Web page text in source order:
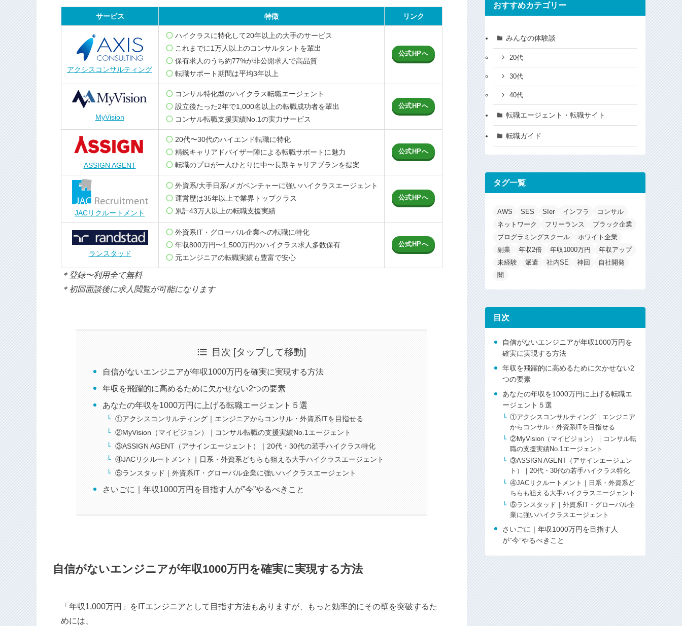
サービス 特徴 リンク
アクシスコンサルティング
ハイクラスに特化して20年以上の大手のサービス
これまでに1万人以上のコンサルタントを輩出
保有求人のうち約77%が非公開求人で高品質
転職サポート期間は平均3年以上
公式HPへ
MyVision
コンサル特化型のハイクラス転職エージェント
設立後たった2年で1,000名以上の転職成功者を輩出
コンサル転職支援実績No.1の実力サービス
公式HPへ
ASSIGN AGENT
20代〜30代のハイエンド転職に特化
精鋭キャリアドバイザー陣による転職サポートに魅力
転職のプロが一人ひとりに中〜長期キャリアプランを提案
公式HPへ
JACリクルートメント
外資系/大手日系/メガベンチャーに強いハイクラスエージェント
運営歴は35年以上で業界トップクラス
累計43万人以上の転職支援実績
公式HPへ
ランスタッド
外資系IT・グローバル企業への転職に特化
年収800万円〜1,500万円のハイクラス求人多数保有
元エンジニアの転職実績も豊富で安心
公式HPへ
＊登録〜利用全て無料
＊初回面談後に求人閲覧が可能になります
目次 [タップして移動]
自信がないエンジニアが年収1000万円を確実に実現する方法
年収を飛躍的に高めるために欠かせない2つの要素
あなたの年収を1000万円に上げる転職エージェント５選
①アクシスコンサルティング｜エンジニアからコンサル・外資系ITを目指せる
②MyVision（マイビジョン）｜コンサル転職の支援実績No.1エージェント
③ASSIGN AGENT（アサインエージェント）｜20代・30代の若手ハイクラス特化
④JACリクルートメント｜日系・外資系どちらも狙える大手ハイクラスエージェント
⑤ランスタッド｜外資系IT・グローバル企業に強いハイクラスエージェント
さいごに｜年収1000万円を目指す人が”今”やるべきこと
自信がないエンジニアが年収1000万円を確実に実現する方法
「年収1,000万円」をITエンジニアとして目指す方法もありますが、もっと効率的にその壁を突破するた
めには、
おすすめカテゴリー
みんなの体験談
20代
30代
40代
転職エージェント・転職サイト
転職ガイド
タグ一覧
AWS SES SIer インフラ
コンサル
ネットワーク
フリーランス
ブラック企業
プログラミングスクール
ホワイト企業
副業
年収2倍 年収1000万円
年収アップ
未経験
派遣 社内SE 神回
自社開発
闇
目次
自信がないエンジニアが年収1000万円を
確実に実現する方法
年収を飛躍的に高めるために欠かせない2
つの要素
あなたの年収を1000万円に上げる転職エ
ージェント５選
①アクシスコンサルティング｜エンジニア
からコンサル・外資系ITを目指せる
②MyVision（マイビジョン）｜コンサル転
職の支援実績No.1エージェント
③ASSIGN AGENT（アサインエージェン
ト）｜20代・30代の若手ハイクラス特化
④JACリクルートメント｜日系・外資系ど
ちらも狙える大手ハイクラスエージェント
⑤ランスタッド｜外資系IT・グローバル企
業に強いハイクラスエージェント
さいごに｜年収1000万円を目指す人
が”今”やるべきこと